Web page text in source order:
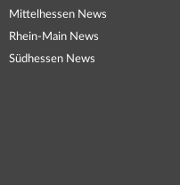
Mittelhessen News
Rhein-Main News
Südhessen News